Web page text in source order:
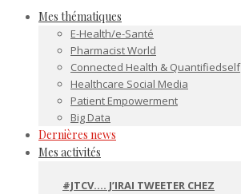
Mes thématiques
E-Health/e-Santé
Pharmacist World
Connected Health & Quantifiedself
Healthcare Social Media
Patient Empowerment
Big Data
Dernières news
Mes activités
#JTCV…. J’IRAI TWEETER CHEZ